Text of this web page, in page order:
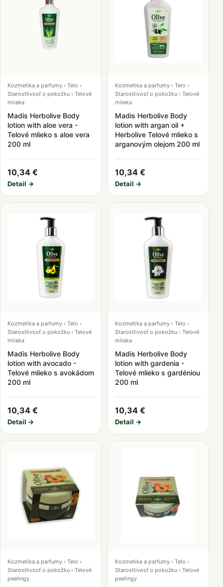
Kozmetika a parfumy › Telo ›
Starostlivosť o pokožku › Telové
mlieka
Madis Herbolive Body
lotion with aloe vera -
Telové mlieko s aloe vera
200 ml
10,34 €
Detail →
Kozmetika a parfumy › Telo ›
Starostlivosť o pokožku › Telové
mlieka
Madis Herbolive Body
lotion with argan oil +
Herbolive Telové mlieko s
arganovým olejom 200 ml
10,34 €
Detail →
Kozmetika a parfumy › Telo ›
Starostlivosť o pokožku › Telové
mlieka
Madis Herbolive Body
lotion with avocado -
Telové mlieko s avokádom
200 ml
10,34 €
Detail →
Kozmetika a parfumy › Telo ›
Starostlivosť o pokožku › Telové
mlieka
Madis Herbolive Body
lotion with gardenia -
Telové mlieko s gardéniou
200 ml
10,34 €
Detail →
Kozmetika a parfumy › Telo ›
Starostlivosť o pokožku › Telové
peelingy
Kozmetika a parfumy › Telo ›
Starostlivosť o pokožku › Telové
peelingy